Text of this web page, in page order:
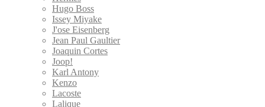
Hugo Boss
Issey Miyake
J'ose Eisenberg
Jean Paul Gaultier
Joaquin Cortes
Joop!
Karl Antony
Kenzo
Lacoste
Lalique